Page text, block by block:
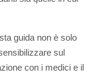
guida non è solo
sul
con i medici e il